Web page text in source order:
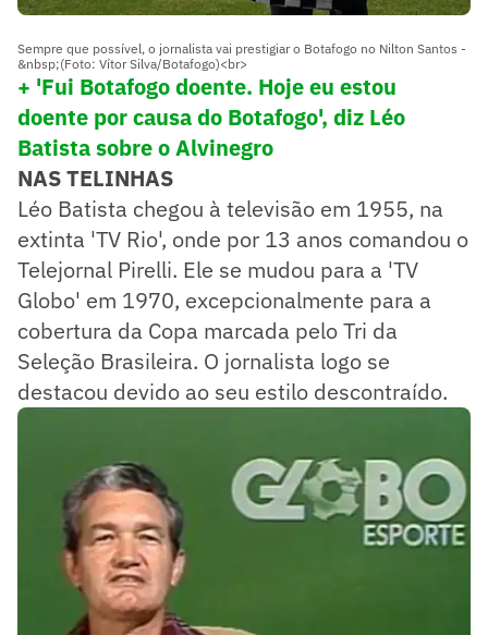
Sempre que possível, o jornalista vai prestigiar o Botafogo no Nilton Santos -
&nbsp;(Foto: Vítor Silva/Botafogo)<br>
+ 'Fui Botafogo doente. Hoje eu estou
doente por causa do Botafogo', diz Léo
Batista sobre o Alvinegro
NAS TELINHAS
Léo Batista chegou à televisão em 1955, na
extinta 'TV Rio', onde por 13 anos comandou o
Telejornal Pirelli. Ele se mudou para a 'TV
Globo' em 1970, excepcionalmente para a
cobertura da Copa marcada pelo Tri da
Seleção Brasileira. O jornalista logo se
destacou devido ao seu estilo descontraído.